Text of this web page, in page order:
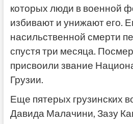
которых люди в военной
избивают и унижают его.
насильственной смерти
спустя три месяца.
присвоили звание
Грузии.
Еще пятерых грузинских
Давида Малачини, Зазу